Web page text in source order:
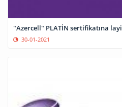
"Azercell" PLATİN sertifikatına
30-01-2021